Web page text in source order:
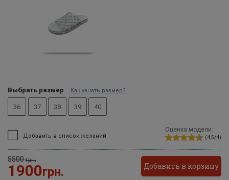
Выбрать размер Как узнать размер?
36 37 38 39 40
Добавить в список желаний
Оценка модели:
(4,5/4)
5500грн.
1900грн. Добавить в корзину